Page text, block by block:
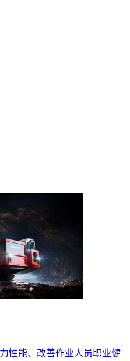
性能、改善作业人员职业健